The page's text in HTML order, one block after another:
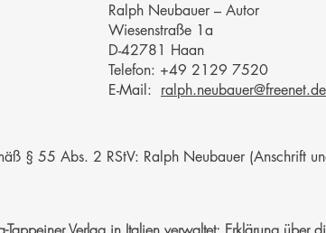
Ralph Neubauer – Autor
Wiesenstraße 1a
D-42781 Haan
Telefon: +49 2129 7520
E-Mail: ralph.neubauer@freenet.de
§ 55 Abs. 2 RStV: Ralph Neubauer (Anschrift